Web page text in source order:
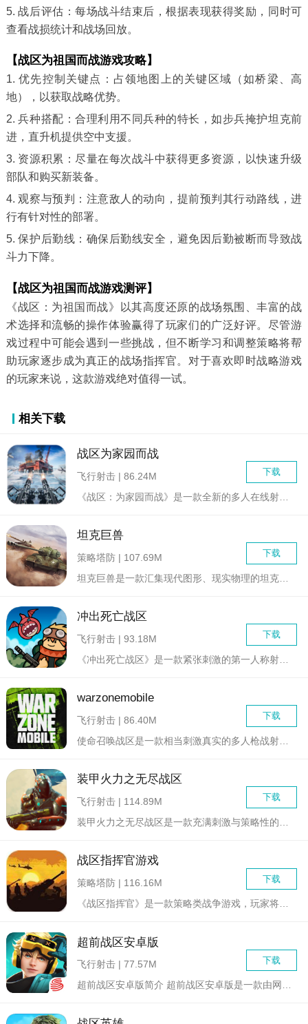
5. 战后评估：每场战斗结束后，根据表现获得奖励，同时可
查看战损统计和战场回放。
【战区为祖国而战游戏攻略】
1. 优先控制关键点：占领地图上的关键区域（如桥梁、高
地），以获取战略优势。
2. 兵种搭配：合理利用不同兵种的特长，如步兵掩护坦克前
进，直升机提供空中支援。
3. 资源积累：尽量在每次战斗中获得更多资源，以快速升级
部队和购买新装备。
4. 观察与预判：注意敌人的动向，提前预判其行动路线，进
行有针对性的部署。
5. 保护后勤线：确保后勤线安全，避免因后勤被断而导致战
斗力下降。
【战区为祖国而战游戏测评】
《战区：为祖国而战》以其高度还原的战场氛围、丰富的战
术选择和流畅的操作体验赢得了玩家们的广泛好评。尽管游
戏过程中可能会遇到一些挑战，但不断学习和调整策略将帮
助玩家逐步成为真正的战场指挥官。对于喜欢即时战略游戏
的玩家来说，这款游戏绝对值得一试。
相关下载
战区为家园而战
下载
飞行射击 | 86.24M
坦克巨兽
下载
策略塔防 | 107.69M
冲出死亡战区
下载
飞行射击 | 93.18M
warzonemobile
下载
飞行射击 | 86.40M
装甲火力之无尽战区
下载
飞行射击 | 114.89M
战区指挥官游戏
下载
策略塔防 | 116.16M
超前战区安卓版
下载
飞行射击 | 77.57M
超前战区安卓版简介 超前战区安卓版是一款由网易精心打造...